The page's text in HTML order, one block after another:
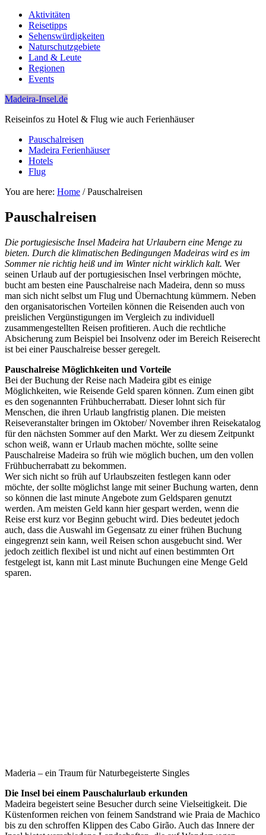
Aktivitäten
Reisetipps
Sehenswürdigkeiten
Naturschutzgebiete
Land & Leute
Regionen
Events
Madeira-Insel.de
Reiseinfos zu Hotel & Flug wie auch Ferienhäuser
Pauschalreisen
Madeira Ferienhäuser
Hotels
Flug
You are here: Home /Pauschalreisen
Pauschalreisen
Die portugiesische Insel Madeira hat Urlaubern eine Menge zu
bieten. Durch die klimatischen Bedingungen Madeiras wird es im
Sommer nie richtig heiß und im Winter nicht wirklich kalt. Wer
seinen Urlaub auf der portugiesischen Insel verbringen möchte,
bucht am besten eine Pauschalreise nach Madeira, denn so muss
man sich nicht selbst um Flug und Übernachtung kümmern. Neben
den organisatorischen Vorteilen können die Reisenden auch von
preislichen Vergünstigungen im Vergleich zu individuell
zusammengestellten Reisen profitieren. Auch die rechtliche
Absicherung zum Beispiel bei Insolvenz oder im Bereich Reiserecht
ist bei einer Pauschalreise besser geregelt.
Pauschalreise Möglichkeiten und Vorteile
Bei der Buchung der Reise nach Madeira gibt es einige
Möglichkeiten, wie Reisende Geld sparen können. Zum einen gibt
es den sogenannten Frühbucherrabatt. Dieser lohnt sich für
Menschen, die ihren Urlaub langfristig planen. Die meisten
Reiseveranstalter bringen im Oktober/ November ihren Reisekatalog
für den nächsten Sommer auf den Markt. Wer zu diesem Zeitpunkt
schon weiß, wann er Urlaub machen möchte, sollte seine
Pauschalreise Madeira so früh wie möglich buchen, um den vollen
Frühbucherrabatt zu bekommen.
Wer sich nicht so früh auf Urlaubszeiten festlegen kann oder
möchte, der sollte möglichst lange mit seiner Buchung warten, denn
so können die last minute Angebote zum Geldsparen genutzt
werden. Am meisten Geld kann hier gespart werden, wenn die
Reise erst kurz vor Beginn gebucht wird. Dies bedeutet jedoch
auch, dass die Auswahl im Gegensatz zu einer frühen Buchung
eingegrenzt sein kann, weil Reisen schon ausgebucht sind. Wer
jedoch zeitlich flexibel ist und nicht auf einen bestimmten Ort
festgelegt ist, kann mit Last minute Buchungen eine Menge Geld
sparen.
Maderia – ein Traum für Naturbegeisterte Singles
Die Insel bei einem Pauschalurlaub erkunden
Madeira begeistert seine Besucher durch seine Vielseitigkeit. Die
Küstenformen reichen von feinem Sandstrand wie Praia de Machico
bis zu den schroffen Klippen des Cabo Girão. Auch das Innere der